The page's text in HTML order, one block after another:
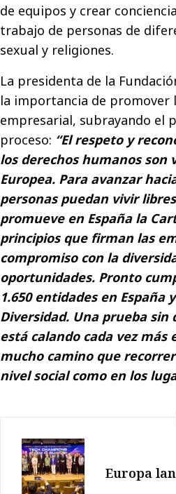
de equipos y crear
trabajo de personas de
sexual y religiones.
La presidenta de la
la importancia de promover
empresarial, subrayando el
proceso: “El respeto y
los derechos humanos
Europea. Para avanzar
personas puedan vivir
promueve en España la
principios que firman las
compromiso con la
oportunidades. Pronto
1.650 entidades en España
Diversidad. Una prueba sin
está calando cada vez
mucho camino que
nivel social como en los
Europa